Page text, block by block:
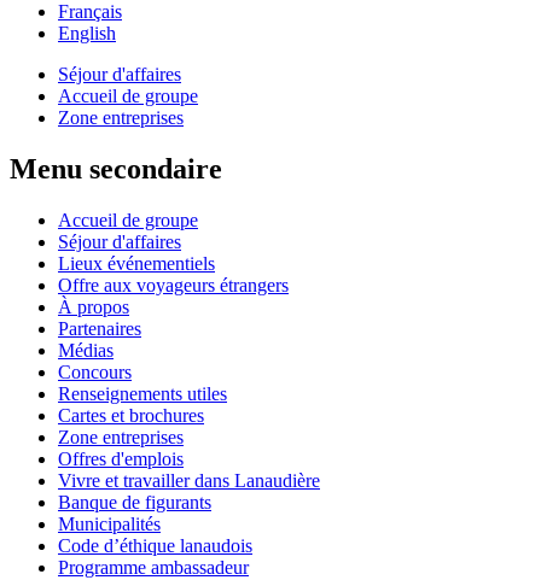
Français
English
Séjour d'affaires
Accueil de groupe
Zone entreprises
Menu secondaire
Accueil de groupe
Séjour d'affaires
Lieux événementiels
Offre aux voyageurs étrangers
À propos
Partenaires
Médias
Concours
Renseignements utiles
Cartes et brochures
Zone entreprises
Offres d'emplois
Vivre et travailler dans Lanaudière
Banque de figurants
Municipalités
Code d’éthique lanaudois
Programme ambassadeur